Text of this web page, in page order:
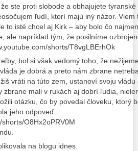
ste proti slobode a obhajujete
ľudí, ktorí majú iný názor.
to isté chcel aj Kirk – aby bolo čo
ale napríklad tým, že posilníme
shorts/T8vgLBErhOk
bol si však vedomý toho, že
je dobrá a preto nám zbrane
vráti na túto zem, ustanoví svoju
zbrane mali v rukách aj dobrí ľudia,
otázku, čo by povedal človeku, ktorý
jeho odpoveď.
O8Hx2oPRV0M
na blogu idnes.